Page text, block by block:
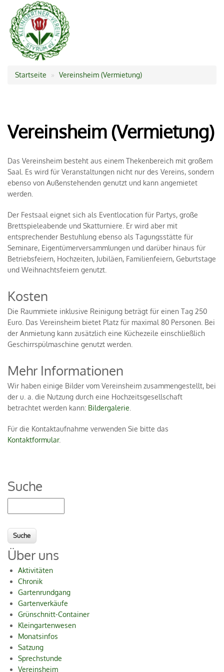
Pfadnavigation
Startseite Vereinsheim (Vermietung)
Vereinsheim (Vermietung)
Das Vereinsheim besteht aus einem Thekenbereich mit großem
Saal. Es wird für Veranstaltungen nicht nur des Vereins, sondern
ebenso von Außenstehenden genutzt und kann angemietet
werden.
Der Festsaal eignet sich als Eventlocation für Partys, große
Brettspieleabende und Skatturniere. Er wird aber mit
entsprechender Bestuhlung ebenso als Tagungsstätte für
Seminare, Eigentümerversammlungen und darüber hinaus für
Betriebsfeiern, Hochzeiten, Jubiläen, Familienfeiern, Geburtstage
und Weihnachtsfeiern genutzt.
Kosten
Die Raummiete inklusive Reinigung beträgt für einen Tag 250
Euro. Das Vereinsheim bietet Platz für maximal 80 Personen. Bei
der Anmietung kann zusätzlich eine Küchezeile einschließlich
Geschirrspülmaschine genutzt werden.
Mehr Informationen
Wir haben einige Bilder vom Vereinsheim zusammengestellt, bei
der u. a. die Nutzung durch eine Hochzeitsgesellschaft
betrachtet werden kann: Bildergalerie
Für die Kontaktaufnahme verwenden Sie bitte das
Kontaktformular.
Suche
Über uns
Aktivitäten
Chronik
Gartenrundgang
Gartenverkäufe
Grünschnitt-Container
Kleingartenwesen
Monatsinfos
Satzung
Sprechstunde
Vereinsheim